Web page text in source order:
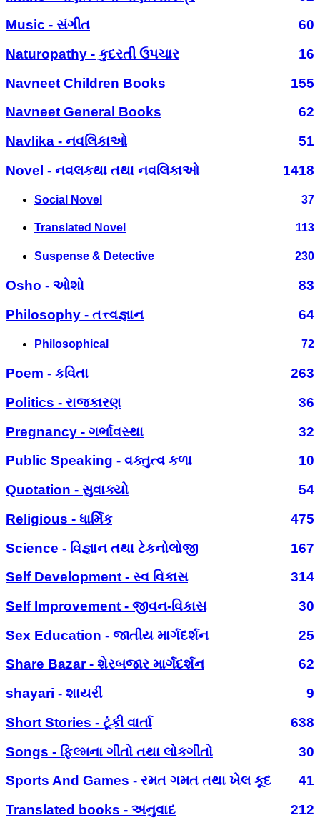
Music - સંગીત
60
Naturopathy - કુદરતી ઉપચાર
16
Navneet Children Books
155
Navneet General Books
62
Navlika - નવલિકાઓ
51
Novel - નવલકથા તથા નવલિકાઓ
1418
Social Novel 37
Translated Novel 113
Suspense & Detective 230
Osho - ઓશો
83
Philosophy - તત્ત્વજ્ઞાન
64
Philosophical 72
Poem - કવિતા
263
Politics - રાજકારણ
36
Pregnancy - ગર્ભાવસ્થા
32
Public Speaking - વક્તુત્વ કળા
10
Quotation - સુવાક્યો
54
Religious - ધાર્મિક
475
Science - વિજ્ઞાન તથા ટેકનોલોજી
167
Self Development - સ્વ વિકાસ
314
Self Improvement - જીવન-વિકાસ
30
Sex Education - જાતીય માર્ગદર્શન
25
Share Bazar - શેરબજાર માર્ગદર્શન
62
shayari - શાયરી
9
Short Stories - ટૂંકી વાર્તા
638
Songs - ફિલ્મના ગીતો તથા લોકગીતો
30
Sports And Games - રમત ગમત તથા ખેલ કૂદ
41
Translated books - અનુવાદ
212